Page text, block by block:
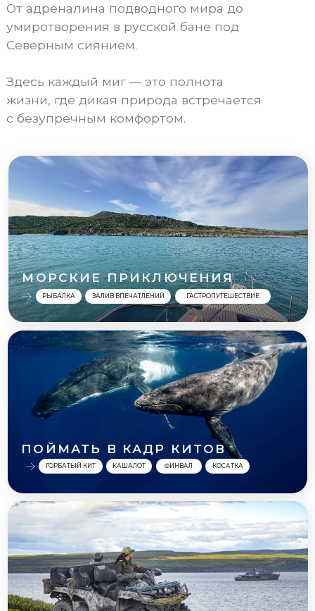
КВАДРОЦИКЛАХ
МОРСКИЕ ПРИКЛЮЧЕНИЯ
ГАСТРОПУТЕШЕСТВИЕ
ЗАЛИВ ВПЕЧАТЛЕНИЙ
ПОЙМАТЬ В КАДР КИТОВ
КОСАТКА
ФИНВАЛ
КАШАЛОТ
ГОРБАТЫЙ КИТ
с безупречным комфортом.